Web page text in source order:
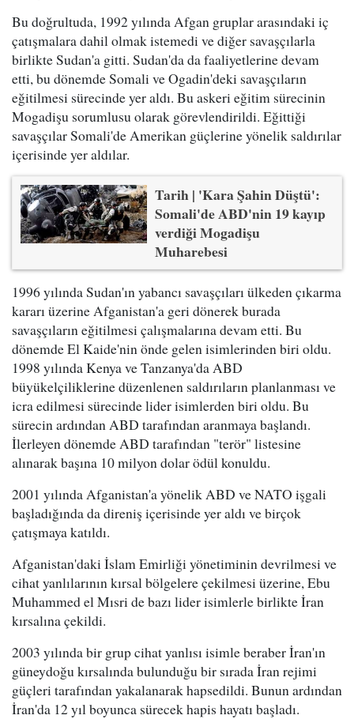
Bu doğrultuda, 1992 yılında Afgan gruplar arasındaki iç
çatışmalara dahil olmak istemedi ve diğer savaşçılarla
birlikte Sudan'a gitti. Sudan'da da faaliyetlerine devam
etti, bu dönemde Somali ve Ogadin'deki savaşçıların
eğitilmesi sürecinde yer aldı. Bu askeri eğitim sürecinin
Mogadişu sorumlusu olarak görevlendirildi. Eğittiği
savaşçılar Somali'de Amerikan güçlerine yönelik saldırılar
içerisinde yer aldılar.
Tarih | 'Kara Şahin Düştü':
Somali'de ABD'nin 19 kayıp
verdiği Mogadişu
Muharebesi
1996 yılında Sudan'ın yabancı savaşçıları ülkeden çıkarma
kararı üzerine Afganistan'a geri dönerek burada
savaşçıların eğitilmesi çalışmalarına devam etti. Bu
dönemde El Kaide'nin önde gelen isimlerinden biri oldu.
1998 yılında Kenya ve Tanzanya'da ABD
büyükelçiliklerine düzenlenen saldırıların planlanması ve
icra edilmesi sürecinde lider isimlerden biri oldu. Bu
sürecin ardından ABD tarafından aranmaya başlandı.
İlerleyen dönemde ABD tarafından "terör" listesine
alınarak başına 10 milyon dolar ödül konuldu.
2001 yılında Afganistan'a yönelik ABD ve NATO işgali
başladığında da direniş içerisinde yer aldı ve birçok
çatışmaya katıldı.
Afganistan'daki İslam Emirliği yönetiminin devrilmesi ve
cihat yanlılarının kırsal bölgelere çekilmesi üzerine, Ebu
Muhammed el Mısri de bazı lider isimlerle birlikte İran
kırsalına çekildi.
2003 yılında bir grup cihat yanlısı isimle beraber İran'ın
güneydoğu kırsalında bulunduğu bir sırada İran rejimi
güçleri tarafından yakalanarak hapsedildi. Bunun ardından
İran'da 12 yıl boyunca sürecek hapis hayatı başladı.